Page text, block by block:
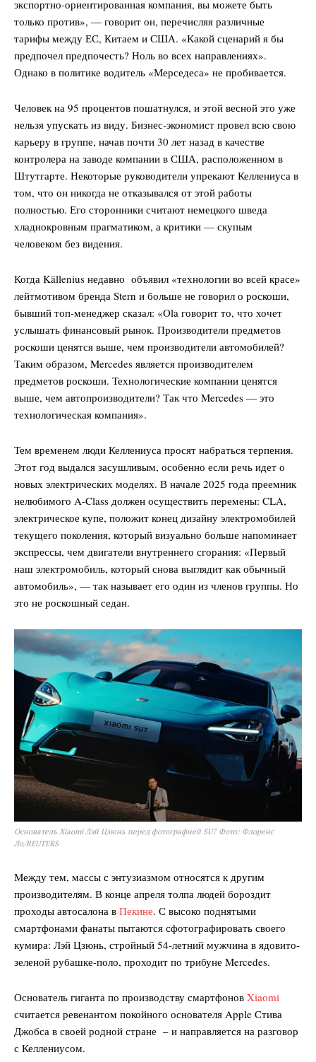
Company
Контакты
Планы подписки
Мой аккаунт
Privacy Policy
экспортно-ориентированная компания, вы можете быть
только против», — говорит он, перечисляя различные
тарифы между ЕС, Китаем и США. «Какой сценарий я бы
предпочел предпочесть? Ноль во всех направлениях».
Однако в политике водитель «Мерседеса» не пробивается.
Человек на 95 процентов пошатнулся, и этой весной это уже
нельзя упускать из виду. Бизнес-экономист провел всю свою
карьеру в группе, начав почти 30 лет назад в качестве
контролера на заводе компании в США, расположенном в
Штутгарте. Некоторые руководители упрекают Келлениуса в
том, что он никогда не отказывался от этой работы
полностью. Его сторонники считают немецкого шведа
хладнокровным прагматиком, а критики — скупым
человеком без видения.
Когда Källenius недавно объявил «технологии во всей красе»
лейтмотивом бренда Stern и больше не говорил о роскоши,
бывший топ-менеджер сказал: «Ola говорит то, что хочет
услышать финансовый рынок. Производители предметов
роскоши ценятся выше, чем производители автомобилей?
Таким образом, Mercedes является производителем
предметов роскоши. Технологические компании ценятся
выше, чем автопроизводители? Так что Mercedes — это
технологическая компания».
Тем временем люди Келлениуса просят набраться терпения.
Этот год выдался засушливым, особенно если речь идет о
новых электрических моделях. В начале 2025 года преемник
нелюбимого A-Class должен осуществить перемены: CLA,
электрическое купе, положит конец дизайну электромобилей
текущего поколения, который визуально больше напоминает
экспрессы, чем двигатели внутреннего сгорания: «Первый
наш электромобиль, который снова выглядит как обычный
автомобиль», — так называет его один из членов группы. Но
это не роскошный седан.
Основатель Xiaomi Лэй Цзюнь перед фотографией SU7 Фото: Флоренс
Ло/REUTERS
Между тем, массы с энтузиазмом относятся к другим
производителям. В конце апреля толпа людей бороздит
проходы автосалона в Пекине. С высоко поднятыми
смартфонами фанаты пытаются сфотографировать своего
кумира: Лэй Цзюнь, стройный 54-летний мужчина в ядовито-
зеленой рубашке-поло, проходит по трибуне Mercedes.
Основатель гиганта по производству смартфонов Xiaomi
считается ревенантом покойного основателя Apple Стива
Джобса в своей родной стране – и направляется на разговор
с Келлениусом.